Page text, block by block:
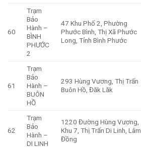
60
Trạm
Bảo
Hành –
BÌNH
PHƯỚC
2
47 Khu Phố 2, Phường
Phước Bình, Thị Xã Phước
Long, Tỉnh Bình Phước
61
Trạm
Bảo
Hành –
BUÔN
HỒ
293 Hùng Vương, Thị Trấn
Buôn Hồ, Đăk Lăk
62
Trạm
Bảo
Hành –
DI LINH
1220 Đường Hùng Vương,
Khu 7, Thị Trấn Di Linh, Lâm
Đồng